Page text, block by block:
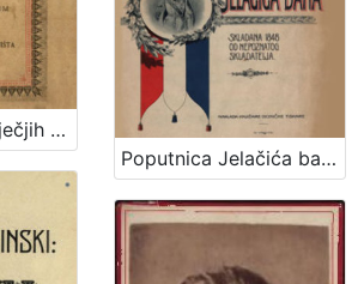
Pjevanka : sto dječjih popievaka za jedno grlo s napjevi, tekstom i metodičkim uvodom : za pučke škole i zabavišta / uredio Fr. Š. Kuhač
Poputnica Jelačića bana : u proslavu stogodišnjice rodjenja bana Josipa grofa Jelačića izdala Knjižara dioničke tiskare.